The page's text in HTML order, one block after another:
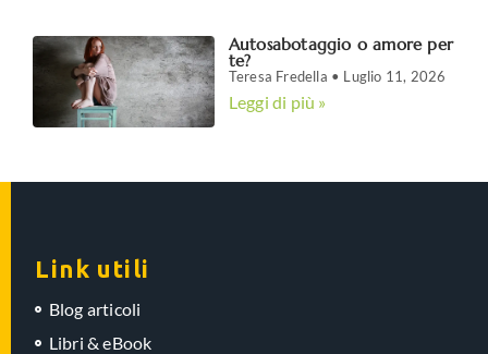
Autosabotaggio o amore per
te?
Teresa Fredella Luglio 11, 2026
Leggi di più »
Link utili
Blog articoli
Libri & eBook